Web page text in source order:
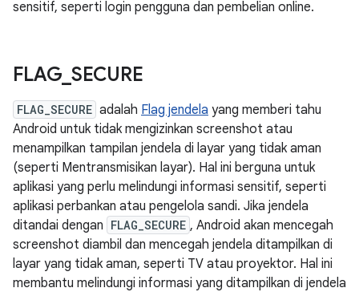
sensitif, seperti login pengguna dan pembelian online.
FLAG SECURE
FLAG_SECURE adalah Flag jendela yang memberi tahu
Android untuk tidak mengizinkan screenshot atau
menampilkan tampilan jendela di layar yang tidak aman
(seperti Mentransmisikan layar). Hal ini berguna untuk
aplikasi yang perlu melindungi informasi sensitif, seperti
aplikasi perbankan atau pengelola sandi. Jika jendela
ditandai dengan FLAG_SECURE , Android akan mencegah
screenshot diambil dan mencegah jendela ditampilkan di
layar yang tidak aman, seperti TV atau proyektor. Hal ini
membantu melindungi informasi yang ditampilkan di jendela